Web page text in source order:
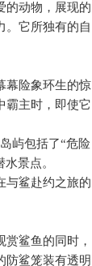
的动物，展现的
。它所独有的自
幕险象环生的惊
霸主时，即使它
屿包括了“危险
水景点。
与鲨赴约之旅的
鲨鱼的同时，
防鲨笼装有透明